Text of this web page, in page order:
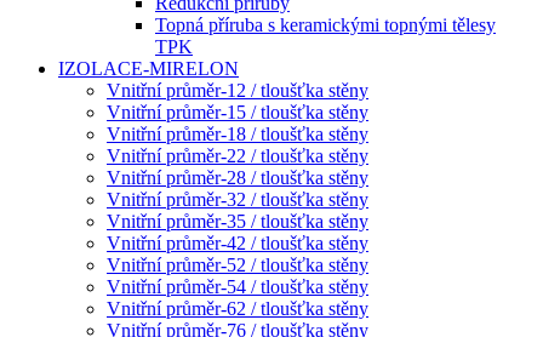
Topná příruba s keramickými topnými tělesy
TPK
IZOLACE-MIRELON
Vnitřní průměr-12 / tloušťka stěny
Vnitřní průměr-15 / tloušťka stěny
Vnitřní průměr-18 / tloušťka stěny
Vnitřní průměr-22 / tloušťka stěny
Vnitřní průměr-28 / tloušťka stěny
Vnitřní průměr-32 / tloušťka stěny
Vnitřní průměr-35 / tloušťka stěny
Vnitřní průměr-42 / tloušťka stěny
Vnitřní průměr-52 / tloušťka stěny
Vnitřní průměr-54 / tloušťka stěny
Vnitřní průměr-62 / tloušťka stěny
Vnitřní průměr-76 / tloušťka stěny